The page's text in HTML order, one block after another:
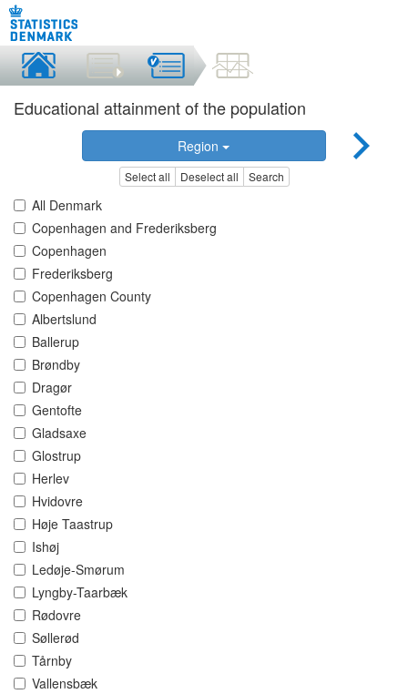
Educational attainment of the population
Region
Select all Deselect all Search
All Denmark
Copenhagen and Frederiksberg
Copenhagen
Frederiksberg
Copenhagen County
Albertslund
Ballerup
Brøndby
Dragør
Gentofte
Gladsaxe
Glostrup
Herlev
Hvidovre
Høje Taastrup
Ishøj
Ledøje-Smørum
Lyngby-Taarbæk
Rødovre
Søllerød
Tårnby
Vallensbæk